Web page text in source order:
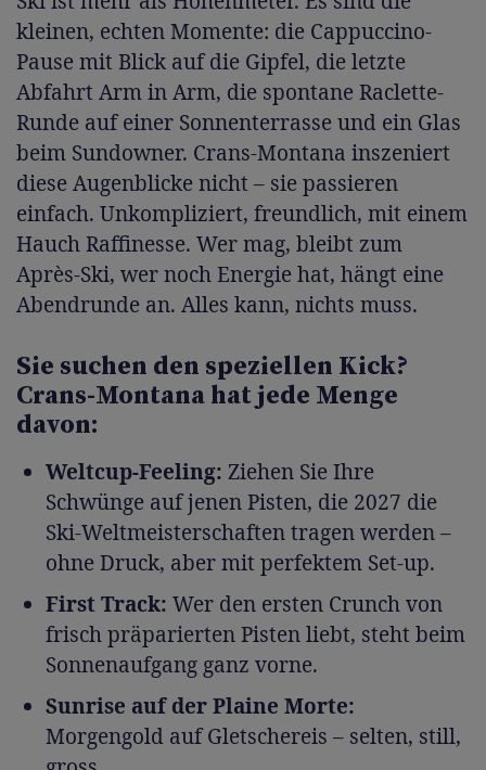
kleinen, echten Momente: die Cappuccino-
Pause mit Blick auf die Gipfel, die letzte
Abfahrt Arm in Arm, die spontane Raclette-
Runde auf einer Sonnenterrasse und ein Glas
beim Sundowner. Crans-Montana inszeniert
diese Augenblicke nicht – sie passieren
einfach. Unkompliziert, freundlich, mit einem
Hauch Raffinesse. Wer mag, bleibt zum
Après-Ski, wer noch Energie hat, hängt eine
Abendrunde an. Alles kann, nichts muss.
Sie suchen den speziellen Kick?
Crans-Montana hat jede Menge
davon:
Weltcup-Feeling: Ziehen Sie Ihre
Schwünge auf jenen Pisten, die 2027 die
Ski-Weltmeisterschaften tragen werden –
ohne Druck, aber mit perfektem Set-up.
First Track: Wer den ersten Crunch von
frisch präparierten Pisten liebt, steht beim
Sonnenaufgang ganz vorne.
Sunrise auf der Plaine Morte:
Morgengold auf Gletschereis – selten, still,